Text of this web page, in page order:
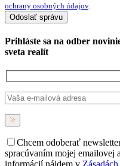
ochrany osobných údajov.
Prihláste sa na odber
sveta realít
Chcem odoberať
spracúvaním mojej emailovej
informácií nájdem v